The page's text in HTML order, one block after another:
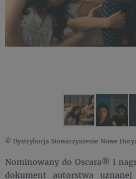
© Dystrybucja Stowarzyszenie Nowe
Nominowany do Oscara® i
dokument autorstwa